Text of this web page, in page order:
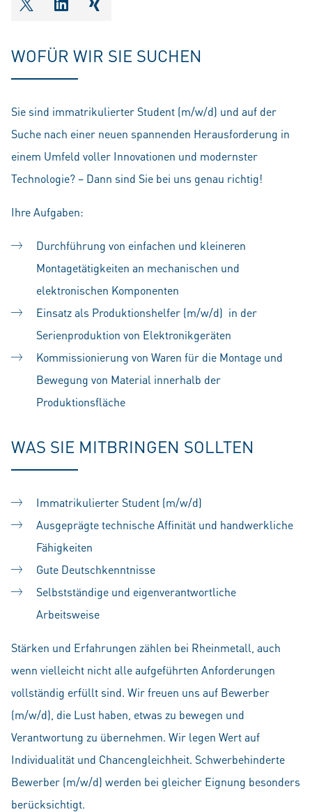
shareOntwitter
shareOnlinkedIn
shareOnxing
WOFÜR WIR SIE SUCHEN
Sie sind immatrikulierter Student (m/w/d) und auf der
Suche nach einer neuen spannenden Herausforderung in
einem Umfeld voller Innovationen und modernster
Technologie? – Dann sind Sie bei uns genau richtig!
Ihre Aufgaben:
Durchführung von einfachen und kleineren
Montagetätigkeiten an mechanischen und
elektronischen Komponenten
Einsatz als Produktionshelfer (m/w/d) in der
Serienproduktion von Elektronikgeräten
Kommissionierung von Waren für die Montage und
Bewegung von Material innerhalb der
Produktionsfläche
WAS SIE MITBRINGEN SOLLTEN
Immatrikulierter Student (m/w/d)
Ausgeprägte technische Affinität und handwerkliche
Fähigkeiten
Gute Deutschkenntnisse
Selbstständige und eigenverantwortliche
Arbeitsweise
Stärken und Erfahrungen zählen bei Rheinmetall, auch
wenn vielleicht nicht alle aufgeführten Anforderungen
vollständig erfüllt sind. Wir freuen uns auf Bewerber
(m/w/d), die Lust haben, etwas zu bewegen und
Verantwortung zu übernehmen. Wir legen Wert auf
Individualität und Chancengleichheit. Schwerbehinderte
Bewerber (m/w/d) werden bei gleicher Eignung besonders
berücksichtigt.